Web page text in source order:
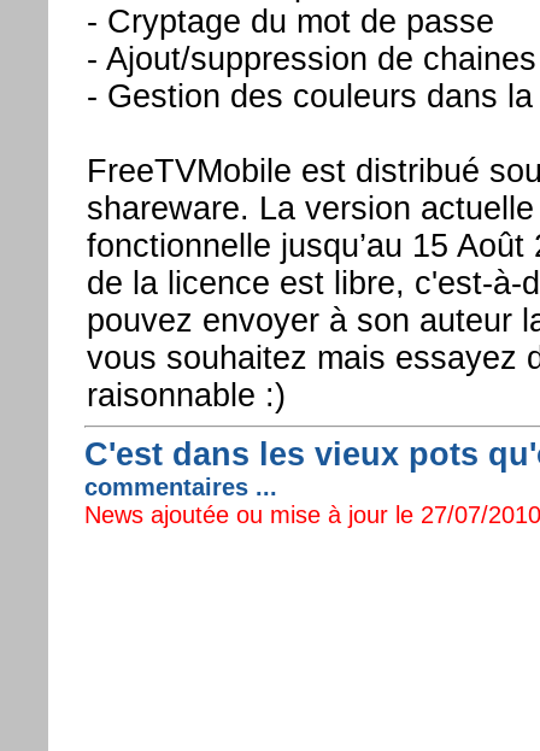
- Cryptage du mot de passe
- Ajout/suppression de chaines
- Gestion des couleurs dans la
FreeTVMobile est distribué
shareware. La version
fonctionnelle jusqu’au 15 Août
de la licence est libre, c'est-à-
pouvez envoyer à son auteur
vous souhaitez mais essayez
raisonnable :)
C'est dans les vieux pots
commentaires ...
News ajoutée ou mise à jour le 27/07/